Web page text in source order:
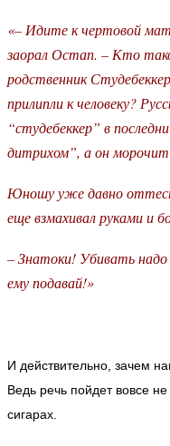
«– Идите к чертовой
заорал Остап. – Кто
родственник
прилипли к человеку?
“студебеккер” в
дитрихом”, а он
Юношу уже давно
еще взмахивал руками и
– Знатоки! Убивать
ему подавай!»
И действительно, зачем
Ведь речь пойдет вовсе
сигарах.